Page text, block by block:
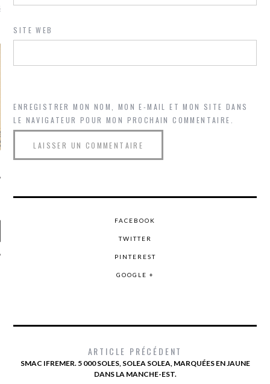
je ne parle presque que
SITE WEB
ENREGISTRER MON NOM, MON E-MAIL ET MON SITE DANS
LE NAVIGATEUR POUR MON PROCHAIN COMMENTAIRE.
FACEBOOK
TWITTER
PINTEREST
GOOGLE +
ARTICLE PRÉCÉDENT
SMAC IFREMER. 5 000 SOLES, SOLEA SOLEA, MARQUÉES EN JAUNE
DANS LA MANCHE-EST.